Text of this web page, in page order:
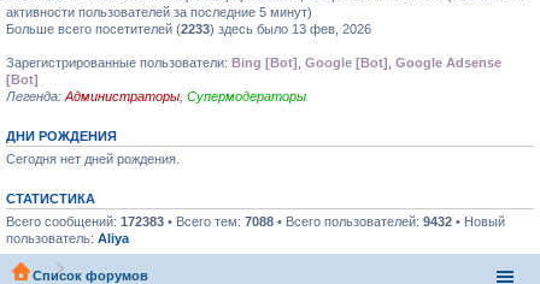
активности пользователей за последние 5 минут)
Больше всего посетителей (2233) здесь было 13 фев, 2026
Зарегистрированные пользователи: Bing [Bot] Google [Bot]
Google Adsense
[Bot]
Легенда: Администраторы Супермодераторы
ДНИ РОЖДЕНИЯ
Сегодня нет дней рождения.
СТАТИСТИКА
Всего сообщений: 172383 • Всего тем: 7088 • Всего пользователей: 9432 • Новый
пользователь: Aliya
Список форумов